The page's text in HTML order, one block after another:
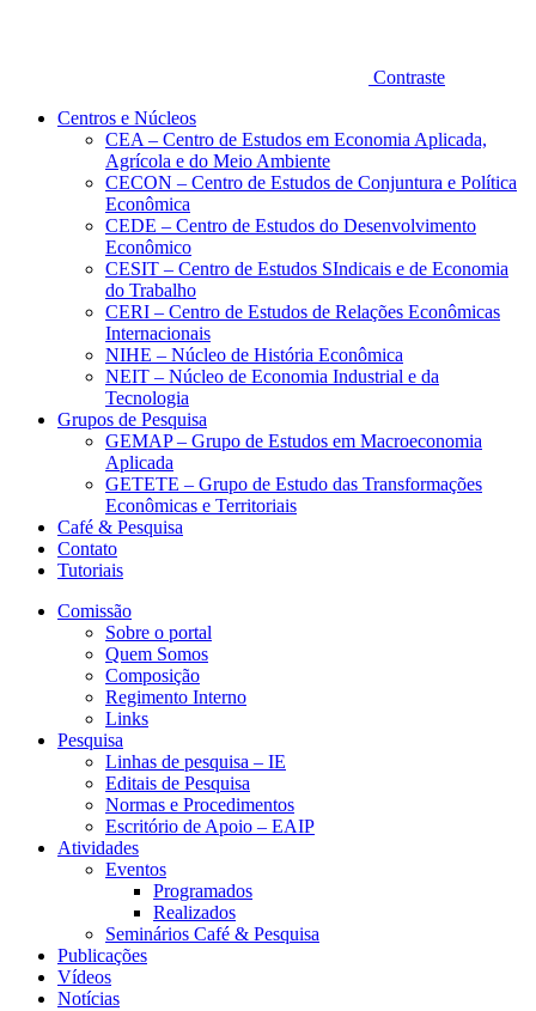
Contraste
Centros e Núcleos
CEA – Centro de Estudos em Economia Aplicada,
Agrícola e do Meio Ambiente
CECON – Centro de Estudos de Conjuntura e Política
Econômica
CEDE – Centro de Estudos do Desenvolvimento
Econômico
CESIT – Centro de Estudos SIndicais e de Economia
do Trabalho
CERI – Centro de Estudos de Relações Econômicas
Internacionais
NIHE – Núcleo de História Econômica
NEIT – Núcleo de Economia Industrial e da
Tecnologia
Grupos de Pesquisa
GEMAP – Grupo de Estudos em Macroeconomia
Aplicada
GETETE – Grupo de Estudo das Transformações
Econômicas e Territoriais
Café & Pesquisa
Contato
Tutoriais
Comissão
Sobre o portal
Quem Somos
Composição
Regimento Interno
Links
Pesquisa
Linhas de pesquisa – IE
Editais de Pesquisa
Normas e Procedimentos
Escritório de Apoio – EAIP
Atividades
Eventos
Programados
Realizados
Seminários Café & Pesquisa
Publicações
Vídeos
Notícias